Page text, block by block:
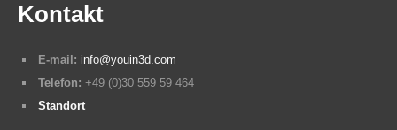
Kontakt
E-mail: info@youin3d.com
Telefon: +49 (0)30 559 59 464
Standort